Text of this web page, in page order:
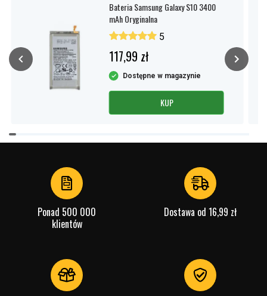
Bateria Samsung Galaxy S10 3400
mAh Oryginalna
5
117,99 zł
Dostępne w magazynie
KUP
Item
1
Ponad 500 000
klientów
Dostawa od 16,99 zł